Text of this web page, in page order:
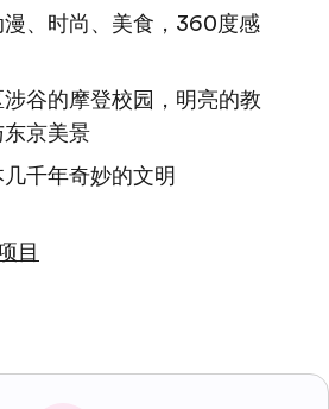
、时尚、美食，360度感
谷的摩登校园，明亮的教
京美景
千年奇妙的文明
目